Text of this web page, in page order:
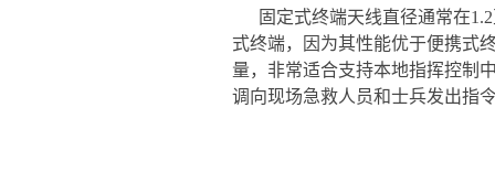
固定式终端天线直径通常在
式终端，因为其性能优于便携式
量，非常适合支持本地指挥控制
调向现场急救人员和士兵发出指